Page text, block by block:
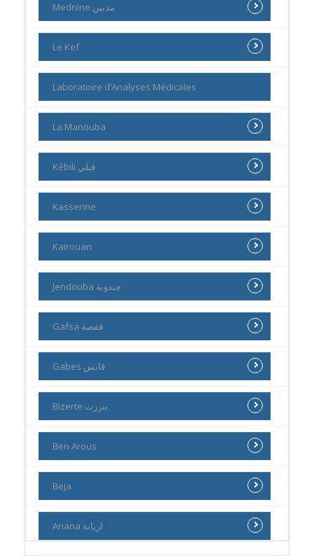
Mednine مدنين
Le Kef
Laboratoire d’Analyses Médicales
La Manouba
Kébili ڨبلي
Kasserine
Kairouan
Jendouba جندوبة
Gafsa قفصة
Gabes قابس
Bizerte بنزرت
Ben Arous
Beja
Ariana اريانة